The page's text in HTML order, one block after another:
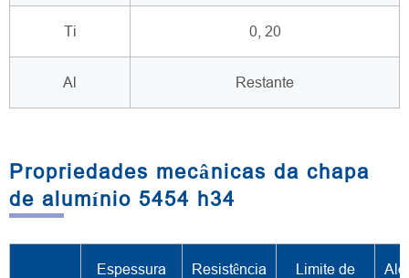
Ti 0, 20
Al Restante
Propriedades mecânicas da chapa
de alumínio 5454 h34
Espessura
Resistência
Limite de